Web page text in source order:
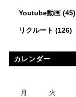
Youtube動画(45)
リクルート (126)
カレンダー
月
火